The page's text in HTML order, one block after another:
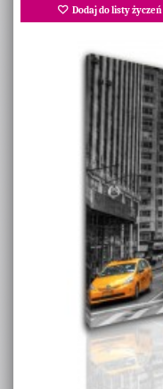
Dodaj do listy życzeń